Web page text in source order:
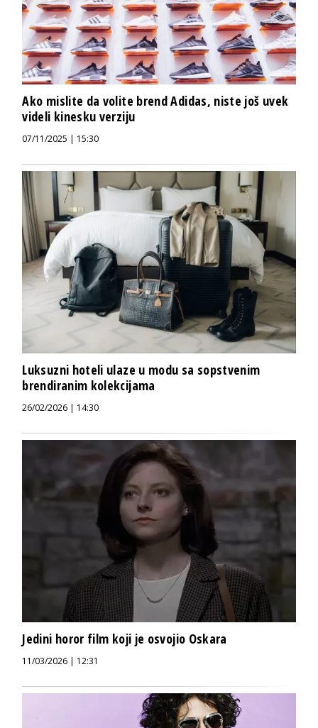
Ako mislite da volite brend Adidas, niste još uvek
videli kinesku verziju
07/11/2025 | 15:30
Luksuzni hoteli ulaze u modu sa sopstvenim
brendiranim kolekcijama
26/02/2026 | 14:30
Jedini horor film koji je osvojio Oskara
11/03/2026 | 12:31